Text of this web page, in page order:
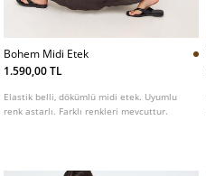
Bohem Midi Etek
1.590,00 TL
Elastik belli, dökümlü midi etek. Uyumlu
renk astarlı. Farklı renkleri mevcuttur.